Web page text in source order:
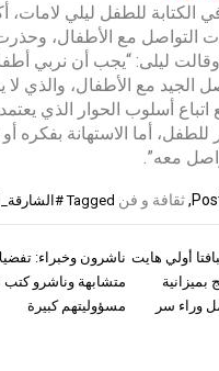
الكتابة للطفل ليلي لامات،
التواصل مع الأطفال،
وقالت ليلى: “يجب أن نربي
الجيد مع الأطفال، والذي
أسلوب الحوار الذي
للطفل، أما الاستهانة بفكره
معه”.
,ثقافة و فن Tagged
ناشرون وخبراء:
متشابهة وناشرو كتب
مسؤوليتهم كبيرة
أولي هايت
بميزانية
وراء سر